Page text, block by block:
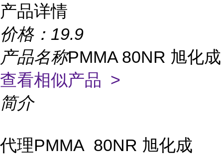
产品详情
价格： 19.9
产品名称PMMA 80NR 旭化成
查看相似产品 >
简介
代理PMMA 80NR 旭化成